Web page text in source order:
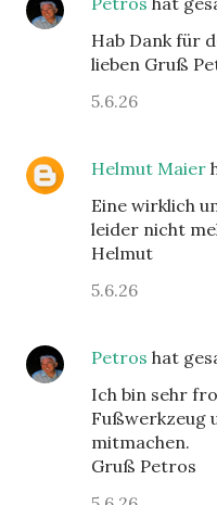
Hab Dank für
lieben Gruß
5.6.26
Helmut Maier
Eine wirklich
leider nicht
Helmut
5.6.26
Petros hat
Ich bin sehr
Fußwerkzeug
mitmachen.
Gruß Petros